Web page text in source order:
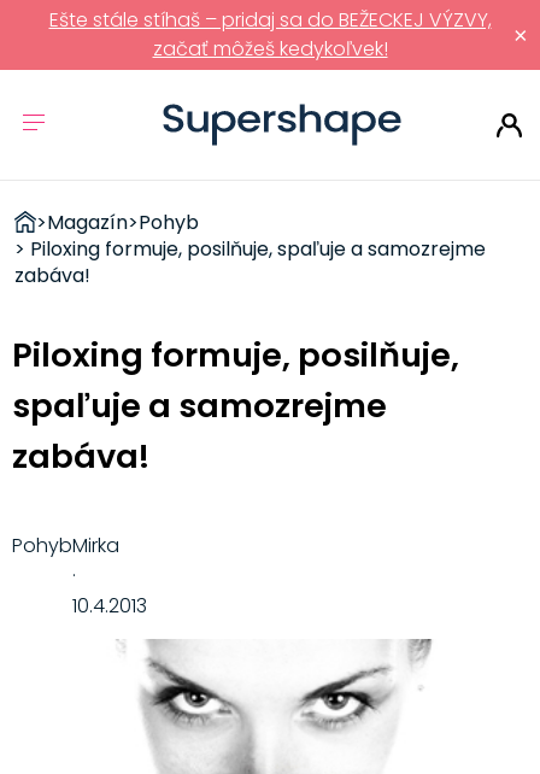
×
Ešte stále stíhaš – pridaj sa do BEŽECKEJ VÝZVY,
začať môžeš kedykoľvek!
ZDRAVÉ
RÝCHLOVKY
>Magazín>Pohyb
> Piloxing formuje, posilňuje, spaľuje a samozrejme
zabáva!
Piloxing formuje, posilňuje,
spaľuje a samozrejme
zabáva!
PohybMirka
·
10.4.2013